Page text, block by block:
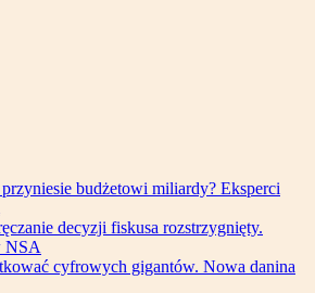
budżetowi miliardy? Eksperci
decyzji fiskusa rozstrzygnięty.
NSA
cyfrowych gigantów. Nowa danina